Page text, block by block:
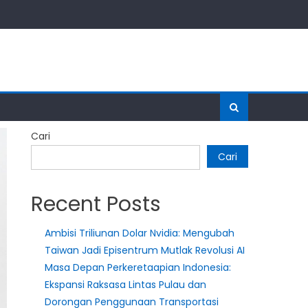
Cari
Cari
Recent Posts
Ambisi Triliunan Dolar Nvidia: Mengubah
Taiwan Jadi Episentrum Mutlak Revolusi AI
Masa Depan Perkeretaapian Indonesia:
Ekspansi Raksasa Lintas Pulau dan
Dorongan Penggunaan Transportasi